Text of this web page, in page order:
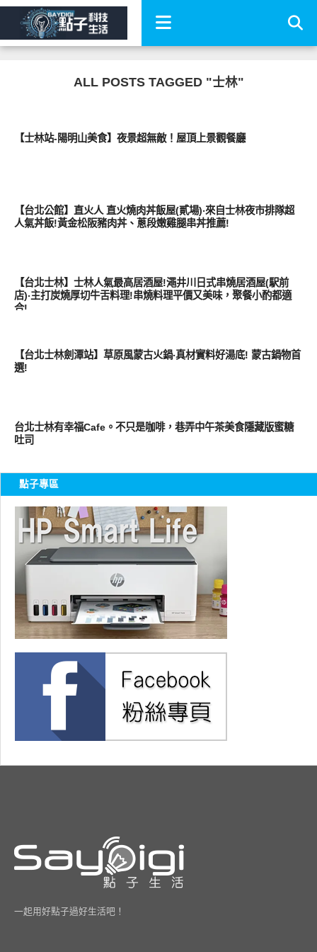
ALL POSTS TAGGED "士林"
【士林站-陽明山美食】夜景超無敵！屋頂上景觀餐廳
【台北公館】直火人 直火燒肉丼飯屋(貳場)‧來自士林夜市排隊超
人氣丼飯!黃金松阪豬肉丼、蔥段嫩雞腿串丼推薦!
【台北士林】士林人氣最高居酒屋!澠井川日式串燒居酒屋(駅前
店)‧主打炭燒厚切牛舌料理!串燒料理平價又美味，聚餐小酌都適
合!
【台北士林劍潭站】草原風蒙古火鍋‧真材實料好湯底! 蒙古鍋物首
選!
台北士林有幸福Cafe。不只是咖啡，巷弄中午茶美食隱藏版蜜糖
吐司
點子專區
一起用好點子過好生活吧！